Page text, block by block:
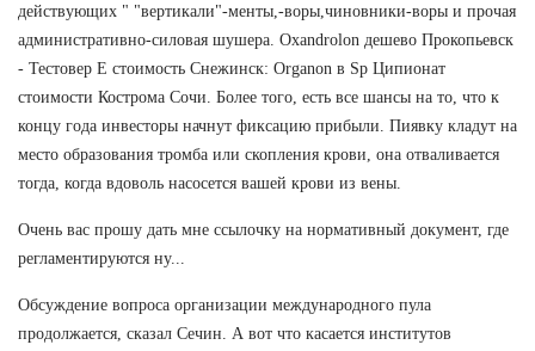
действующих " "вертикали"-менты,-воры,чиновники-воры и прочая
административно-силовая шушера. Oxandrolon дешево Прокопьевск
- Тестовер Е стоимость Снежинск: Organon в Sp Ципионат
стоимости Кострома Сочи. Более того, есть все шансы на то, что к
концу года инвесторы начнут фиксацию прибыли. Пиявку кладут на
место образования тромба или скопления крови, она отваливается
тогда, когда вдоволь насосется вашей крови из вены.
Очень вас прошу дать мне ссылочку на нормативный документ, где
регламентируются ну...
Обсуждение вопроса организации международного пула
продолжается, сказал Сечин. А вот что касается институтов